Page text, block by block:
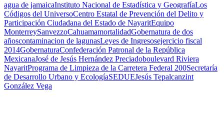
agua de jamaicaInstituto Nacional de Estadística y GeografíaLos
Códigos del UniversoCentro Estatal de Prevención del Delito y
Participación Ciudadana del Estado de NayaritEquipo
MonterreySanvezzoCahuamamortalidadGobernatura de dos
añoscontaminacion de lagunasLeyes de Ingresosejercicio fiscal
2014GobernaturaConfederación Patronal de la República
MexicanaJosé de Jesús Hernández Preciadoboulevard Riviera
NayaritPrograma de Limpieza de la Carretera Federal 200Secretaría
de Desarrollo Urbano y EcologíaSEDUEJesús Tepalcanzint
González Vega